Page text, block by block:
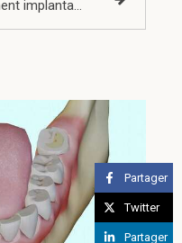
Maxillaire complet et traitement implantaire pour un bridge fixe vissé
Partager
Twitter
Partager